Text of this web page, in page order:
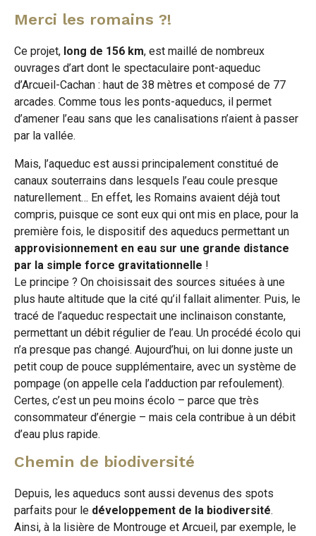
Merci les romains ?!
Ce projet, long de 156 km, est maillé de nombreux
ouvrages d’art dont le spectaculaire pont-aqueduc
d’Arcueil-Cachan : haut de 38 mètres et composé de 77
arcades. Comme tous les ponts-aqueducs, il permet
d’amener l’eau sans que les canalisations n’aient à passer
par la vallée.
Mais, l’aqueduc est aussi principalement constitué de
canaux souterrains dans lesquels l’eau coule presque
naturellement… En effet, les Romains avaient déjà tout
compris, puisque ce sont eux qui ont mis en place, pour la
première fois, le dispositif des aqueducs permettant un
approvisionnement en eau sur une grande distance
par la simple force gravitationnelle !
Le principe ? On choisissait des sources situées à une
plus haute altitude que la cité qu’il fallait alimenter. Puis, le
tracé de l’aqueduc respectait une inclinaison constante,
permettant un débit régulier de l’eau. Un procédé écolo qui
n’a presque pas changé. Aujourd’hui, on lui donne juste un
petit coup de pouce supplémentaire, avec un système de
pompage (on appelle cela l’adduction par refoulement).
Certes, c’est un peu moins écolo – parce que très
consommateur d’énergie – mais cela contribue à un débit
d’eau plus rapide.
Chemin de biodiversité
Depuis, les aqueducs sont aussi devenus des spots
parfaits pour le développement de la biodiversité.
Ainsi, à la lisière de Montrouge et Arcueil, par exemple, le